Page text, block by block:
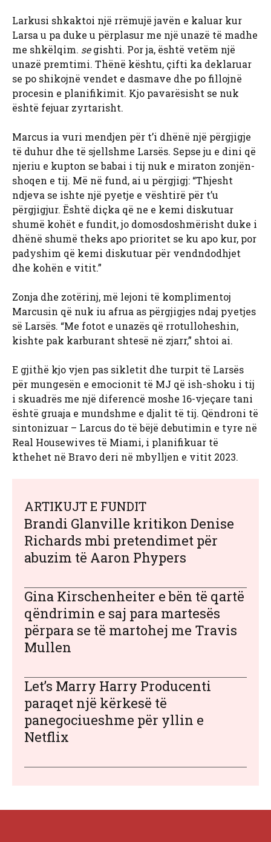
Larkusi shkaktoi një rrëmujë javën e kaluar kur
Larsa u pa duke u përplasur me një unazë të madhe
me shkëlqim. segishti. Por ja, është vetëm një
unazë premtimi. Thënë kështu, çifti ka deklaruar
se po shikojnë vendet e dasmave dhe po fillojnë
procesin e planifikimit. Kjo pavarësisht se nuk
është fejuar zyrtarisht.
Marcus ia vuri mendjen për t’i dhënë një përgjigje
të duhur dhe të sjellshme Larsës. Sepse ju e dini që
njeriu e kupton se babai i tij nuk e miraton zonjën-
shoqen e tij. Më në fund, ai u përgjigj: “Thjesht
ndjeva se ishte një pyetje e vështirë për t’u
përgjigjur. Është diçka që ne e kemi diskutuar
shumë kohët e fundit, jo domosdoshmërisht duke i
dhënë shumë theks apo prioritet se ku apo kur, por
padyshim që kemi diskutuar për vendndodhjet
dhe kohën e vitit.”
Zonja dhe zotërinj, më lejoni të komplimentoj
Marcusin që nuk iu afrua as përgjigjes ndaj pyetjes
së Larsës. “Me fotot e unazës që rrotulloheshin,
kishte pak karburant shtesë në zjarr,” shtoi ai.
E gjithë kjo vjen pas sikletit dhe turpit të Larsës
për mungesën e emocionit të MJ që ish-shoku i tij
i skuadrës me një diferencë moshe 16-vjeçare tani
është gruaja e mundshme e djalit të tij. Qëndroni të
sintonizuar – Larcus do të bëjë debutimin e tyre në
Real Housewives të Miami, i planifikuar të
kthehet në Bravo deri në mbylljen e vitit 2023.
ARTIKUJT E FUNDIT
Brandi Glanville kritikon Denise
Richards mbi pretendimet për
abuzim të Aaron Phypers
Gina Kirschenheiter e bën të qartë
qëndrimin e saj para martesës
përpara se të martohej me Travis
Mullen
Let’s Marry Harry Producenti
paraqet një kërkesë të
panegociueshme për yllin e
Netflix